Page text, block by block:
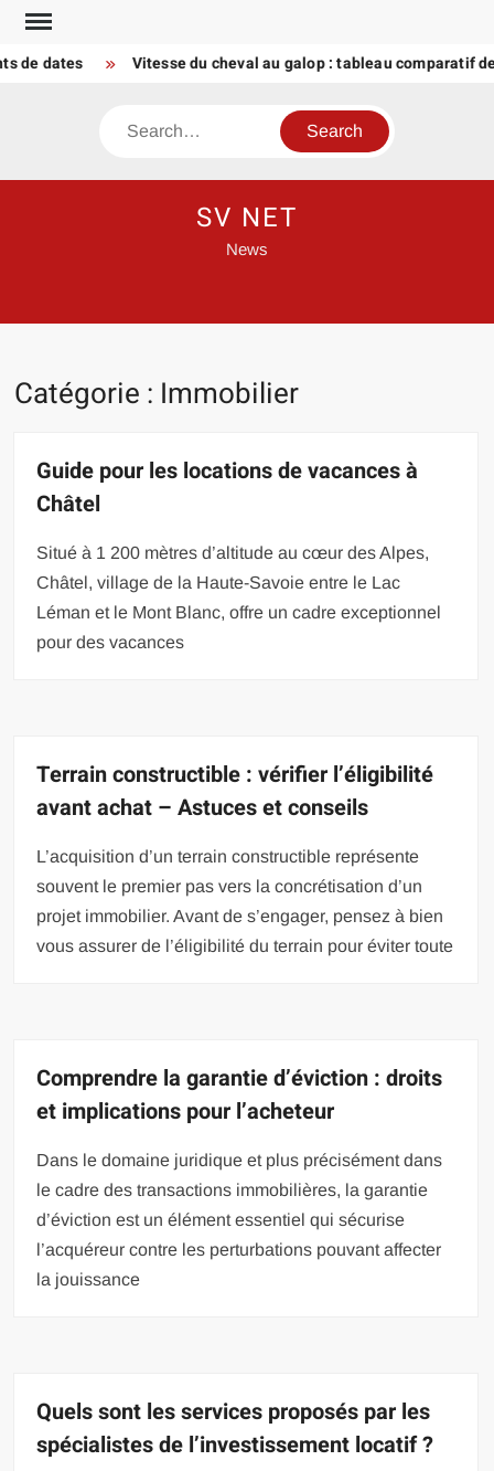
Skip
content
dates Vitesse du cheval au galop : tableau comparatif des
Search
SV NET
News
Catégorie : Immobilier
Guide pour les locations de vacances à
Châtel
Situé à 1 200 mètres d’altitude au cœur des Alpes,
Châtel, village de la Haute-Savoie entre le Lac
Léman et le Mont Blanc, offre un cadre exceptionnel
pour des vacances
Terrain constructible : vérifier l’éligibilité
avant achat – Astuces et conseils
L’acquisition d’un terrain constructible représente
souvent le premier pas vers la concrétisation d’un
projet immobilier. Avant de s’engager, pensez à bien
vous assurer de l’éligibilité du terrain pour éviter toute
Comprendre la garantie d’éviction : droits
et implications pour l’acheteur
Dans le domaine juridique et plus précisément dans
le cadre des transactions immobilières, la garantie
d’éviction est un élément essentiel qui sécurise
l’acquéreur contre les perturbations pouvant affecter
la jouissance
Quels sont les services proposés par les
spécialistes de l’investissement locatif ?